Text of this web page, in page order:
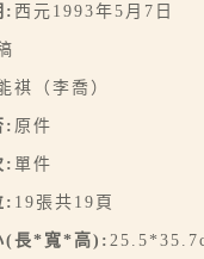
: 西元1993年5月7日
祺（李喬）
: 原件
: 單件
: 19張共19頁
(長*寬*高):